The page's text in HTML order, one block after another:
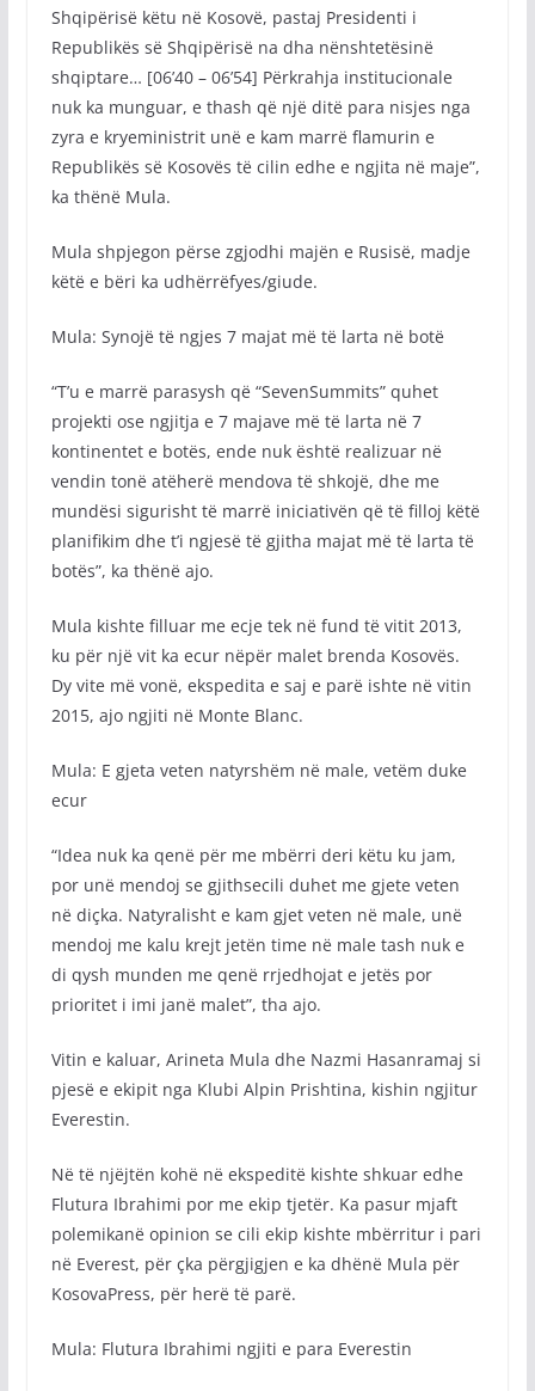
Shqipërisë këtu në Kosovë, pastaj Presidenti i
Republikës së Shqipërisë na dha nënshtetësinë
shqiptare… [06’40 – 06’54] Përkrahja institucionale
nuk ka munguar, e thash që një ditë para nisjes nga
zyra e kryeministrit unë e kam marrë flamurin e
Republikës së Kosovës të cilin edhe e ngjita në maje”,
ka thënë Mula.
Mula shpjegon përse zgjodhi majën e Rusisë, madje
këtë e bëri ka udhërrëfyes/giude.
Mula: Synojë të ngjes 7 majat më të larta në botë
“T’u e marrë parasysh që “SevenSummits” quhet
projekti ose ngjitja e 7 majave më të larta në 7
kontinentet e botës, ende nuk është realizuar në
vendin tonë atëherë mendova të shkojë, dhe me
mundësi sigurisht të marrë iniciativën që të filloj këtë
planifikim dhe t’i ngjesë të gjitha majat më të larta të
botës”, ka thënë ajo.
Mula kishte filluar me ecje tek në fund të vitit 2013,
ku për një vit ka ecur nëpër malet brenda Kosovës.
Dy vite më vonë, ekspedita e saj e parë ishte në vitin
2015, ajo ngjiti në Monte Blanc.
Mula: E gjeta veten natyrshëm në male, vetëm duke
ecur
“Idea nuk ka qenë për me mbërri deri këtu ku jam,
por unë mendoj se gjithsecili duhet me gjete veten
në diçka. Natyralisht e kam gjet veten në male, unë
mendoj me kalu krejt jetën time në male tash nuk e
di qysh munden me qenë rrjedhojat e jetës por
prioritet i imi janë malet”, tha ajo.
Vitin e kaluar, Arineta Mula dhe Nazmi Hasanramaj si
pjesë e ekipit nga Klubi Alpin Prishtina, kishin ngjitur
Everestin.
Në të njëjtën kohë në ekspeditë kishte shkuar edhe
Flutura Ibrahimi por me ekip tjetër. Ka pasur mjaft
polemikanë opinion se cili ekip kishte mbërritur i pari
në Everest, për çka përgjigjen e ka dhënë Mula për
KosovaPress, për herë të parë.
Mula: Flutura Ibrahimi ngjiti e para Everestin